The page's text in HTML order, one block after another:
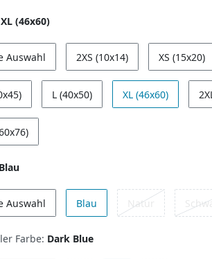
XL (46x60)
Auswahl 2XS (10x14) XS (15x20)
L (40x50) XL (46x60)
Blau
Auswahl Blau Natur
Farbe: Dark Blue